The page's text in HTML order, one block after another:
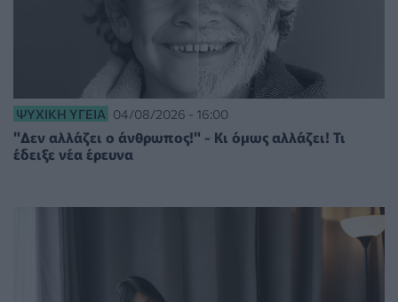
ΨΥΧΙΚΉ ΥΓΕΊΑ 04/08/2026 - 16:00
"Δεν αλλάζει ο άνθρωπος!" - Κι όμως αλλάζει! Τι
έδειξε νέα έρευνα